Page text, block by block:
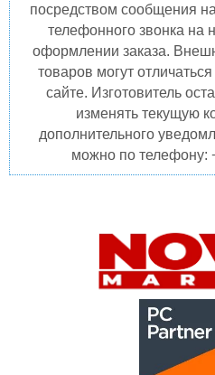
посредством сообщения
телефонного звонка на
оформлении заказа.
товаров могут
сайте. Изготовитель
изменять текущую
дополнительного
можно по телефону: